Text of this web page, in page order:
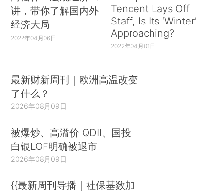
讲，带你了解国内外
经济大局
2022年04月06日
Tencent Lays Off
Staff, Is Its ‘Winter’
Approaching?
2022年04月01日
最新财新周刊｜欧洲高温改变
了什么？
2026年08月09日
被爆炒、高溢价 QDII、国投
白银LOF明确被退市
2026年08月09日
{{最新周刊导播｜社保基数加